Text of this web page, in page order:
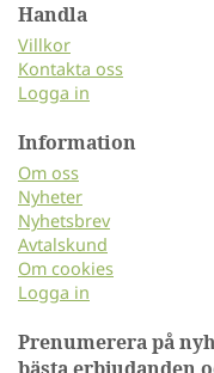
Handla
Villkor
Kontakta oss
Logga in
Information
Om oss
Nyheter
Nyhetsbrev
Avtalskund
Om cookies
Logga in
Prenumerera på